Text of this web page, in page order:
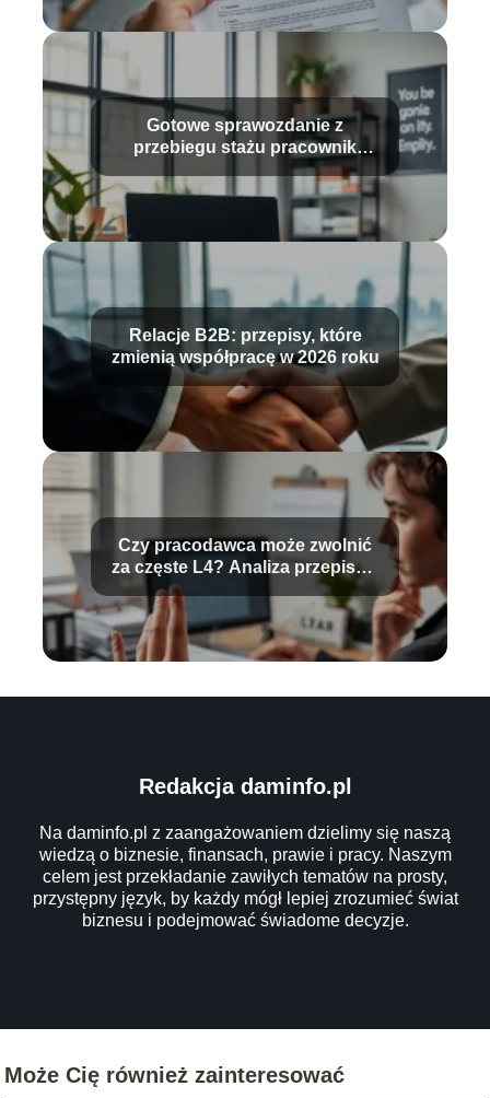
Gotowe sprawozdanie z
przebiegu stażu pracownik
biurowy – wzór i porady
Relacje B2B: przepisy, które
zmienią współpracę w 2026 roku
Czy pracodawca może zwolnić
za częste L4? Analiza przepisów
Redakcja daminfo.pl
Na daminfo.pl z zaangażowaniem dzielimy się naszą
wiedzą o biznesie, finansach, prawie i pracy. Naszym
celem jest przekładanie zawiłych tematów na prosty,
przystępny język, by każdy mógł lepiej zrozumieć świat
biznesu i podejmować świadome decyzje.
Może Cię również zainteresować